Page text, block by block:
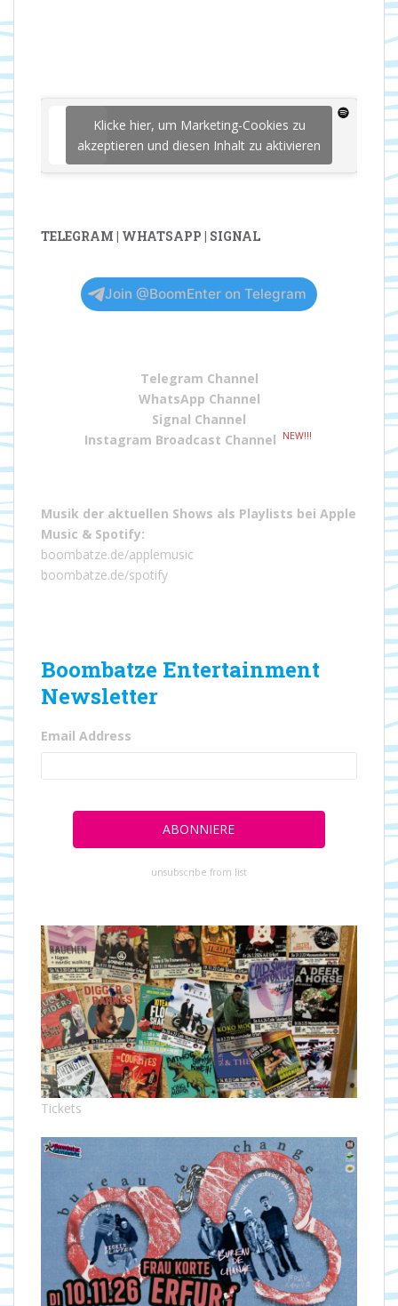
Klicke hier, um Marketing-Cookies zu
akzeptieren und diesen Inhalt zu aktivieren
TELEGRAM | WHATSAPP | SIGNAL
Join @BoomEnter on Telegram
Telegram Channel
WhatsApp Channel
Signal Channel
Instagram Broadcast Channel
NEW!!!
Musik der aktuellen Shows als Playlists bei Apple
Music & Spotify:
boombatze.de/applemusic
boombatze.de/spotify
Boombatze Entertainment
Newsletter
Email Address
unsubscribe from list
Tickets